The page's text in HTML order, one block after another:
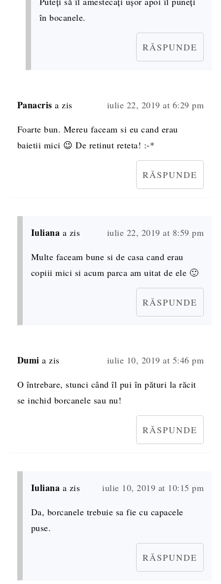
în bocanele.
RĂSPUNDE
Panacris a zis iulie 22, 2019 at 6:29 pm
Foarte bun. Mereu faceam si eu cand erau
baietii mici 😉 De retinut reteta! :-*
RĂSPUNDE
Iuliana a zis iulie 22, 2019 at 8:59 pm
Multe faceam bune si de casa cand erau
copiii mici si acum parca am uitat de ele 🙂
RĂSPUNDE
Dumi a zis iulie 10, 2019 at 5:46 pm
O întrebare, stunci când îl pui în pături la răcit
se inchid borcanele sau nu!
RĂSPUNDE
Iuliana a zis iulie 10, 2019 at 10:15 pm
Da, borcanele trebuie sa fie cu capacele
puse.
RĂSPUNDE